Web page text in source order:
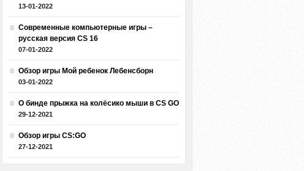
13-01-2022
Современные компьютерные игры –
русская версия CS 16
07-01-2022
Обзор игры Мой ребенок Лебенсборн
03-01-2022
О бинде прыжка на колёсико мыши в CS GO
29-12-2021
Обзор игры CS:GO
27-12-2021